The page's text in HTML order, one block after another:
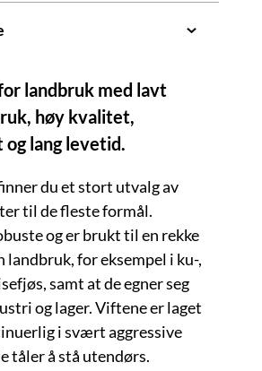
landbruk med lavt
høy kvalitet,
og lang levetid.
du et stort utvalg av
til de fleste formål.
og er brukt til en rekke
landbruk, for eksempel i ku-,
samt at de egner seg
og lager. Viftene er laget
i svært aggressive
tåler å stå utendørs.